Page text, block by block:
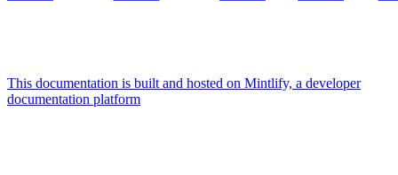
This documentation is built and hosted on Mintlify, a developer
documentation platform